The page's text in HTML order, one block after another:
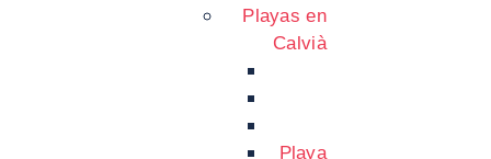
Playas en
Calvià
Playa